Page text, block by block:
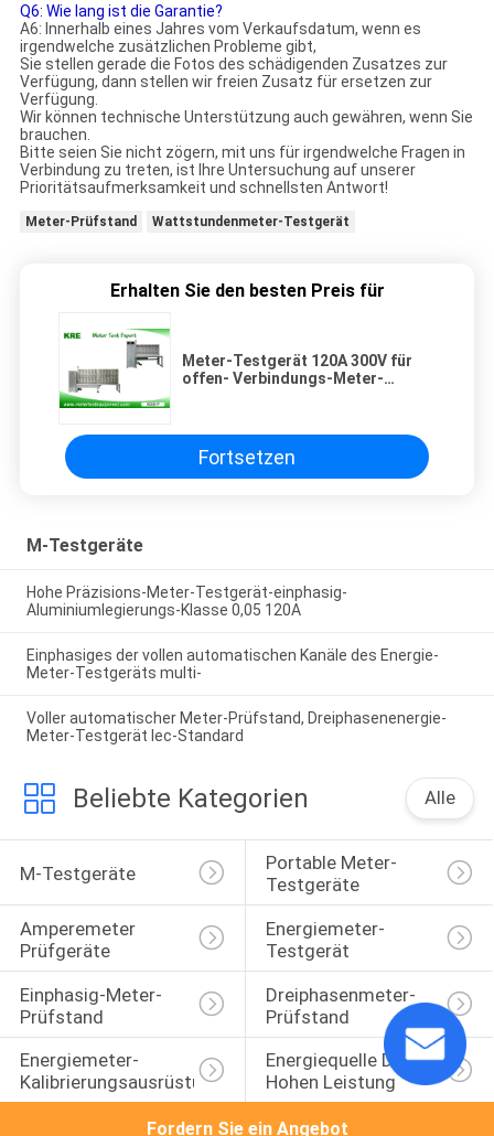
Q6: Wie lang ist die Garantie?
A6: Innerhalb eines Jahres vom Verkaufsdatum, wenn es
irgendwelche zusätzlichen Probleme gibt,
Sie stellen gerade die Fotos des schädigenden Zusatzes zur
Verfügung, dann stellen wir freien Zusatz für ersetzen zur
Verfügung.
Wir können technische Unterstützung auch gewähren, wenn Sie
brauchen.
Bitte seien Sie nicht zögern, mit uns für irgendwelche Fragen in
Verbindung zu treten, ist Ihre Untersuchung auf unserer
Prioritätsaufmerksamkeit und schnellsten Antwort!
Meter-Prüfstand Wattstundenmeter-Testgerät
Erhalten Sie den besten Preis für
Meter-Testgerät 120A 300V für
offen- Verbindungs-Meter-
Fortsetzen
M-Testgeräte
Hohe Präzisions-Meter-Testgerät-einphasig-
Aluminiumlegierungs-Klasse 0,05 120A
Einphasiges der vollen automatischen Kanäle des Energie-
Meter-Testgeräts multi-
Voller automatischer Meter-Prüfstand, Dreiphasenenergie-
Meter-Testgerät Iec-Standard
Beliebte Kategorien Alle
M-Testgeräte
Portable Meter-
Testgeräte
Amperemeter
Prüfgeräte
Energiemeter-
Testgerät
Einphasig-Meter-
Prüfstand
Dreiphasenmeter-
Prüfstand
Energiemeter-
Kalibrierungsausrüstung
Energiequelle Der
Hohen Leistung
Fordern Sie ein Angebot